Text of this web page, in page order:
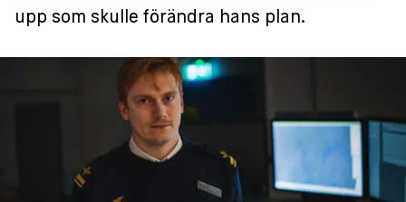
upp som skulle förändra hans plan.